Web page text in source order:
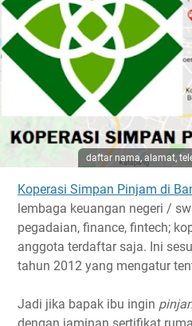
daftar nama, alamat,
Koperasi Simpan Pinjam di
lembaga keuangan negeri /
pegadaian, finance, fintech;
anggota terdaftar saja. Ini
tahun 2012 yang mengatur
Jadi jika bapak ibu ingin